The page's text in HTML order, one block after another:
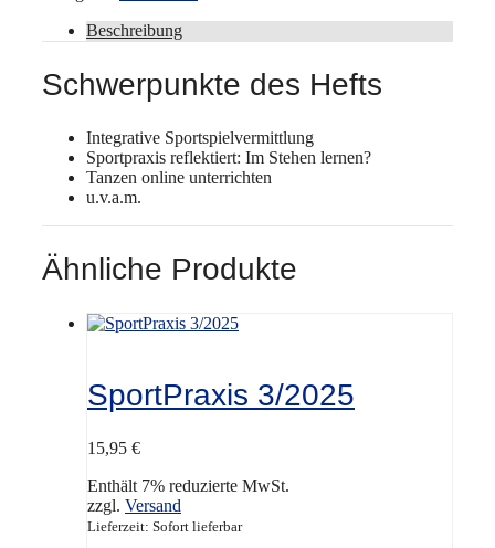
Beschreibung
Schwerpunkte des Hefts
Integrative Sportspielvermittlung
Sportpraxis reflektiert: Im Stehen lernen?
Tanzen online unterrichten
u.v.a.m.
Ähnliche Produkte
SportPraxis 3/2025
15,95 €
Enthält 7% reduzierte MwSt.
zzgl. Versand
Lieferzeit: Sofort lieferbar